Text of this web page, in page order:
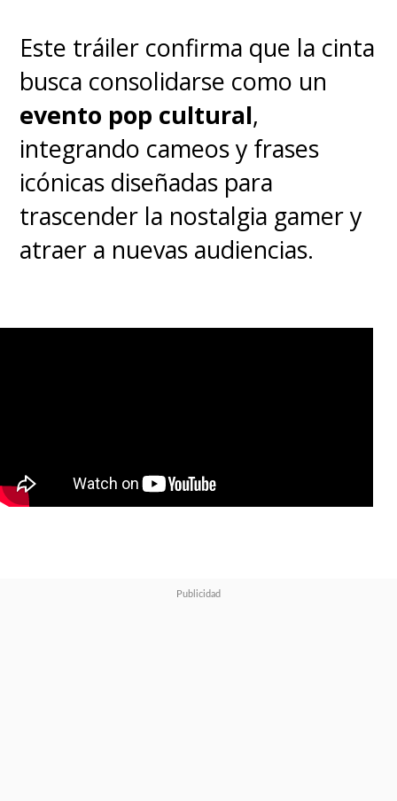
Este tráiler confirma que la cinta
busca consolidarse como un
evento pop cultural,
integrando cameos y frases
icónicas diseñadas para
trascender la nostalgia gamer y
atraer a nuevas audiencias.